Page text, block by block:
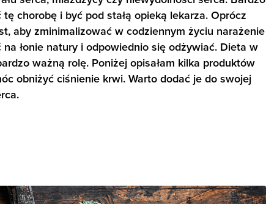
chorobę i być pod stałą opieką lekarza. Oprócz
aby zminimalizować w codziennym życiu narażenie
łonie natury i odpowiednio się odżywiać. Dieta w
ważną rolę. Poniżej opisałam kilka produktów
obniżyć ciśnienie krwi. Warto dodać je do swojej